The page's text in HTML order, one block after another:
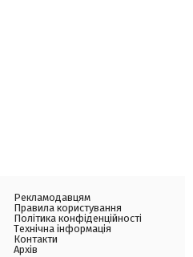
Рекламодавцям
Правила користування
Політика конфіденційності
Технічна інформація
Контакти
Архів